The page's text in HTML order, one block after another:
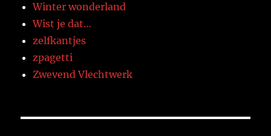
Winter wonderland
Wist je dat…
zelfkantjes
zpagetti
Zwevend Vlechtwerk